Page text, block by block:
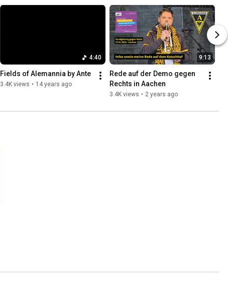
4:40
Fields of Alemannia by Ante
3.4K views • 14 years ago
9:13
Rede auf der Demo gegen
Rechts in Aachen
3.4K views • 2 years ago